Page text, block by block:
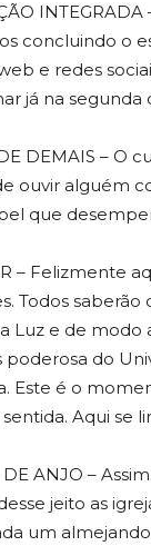
concluindo o
e redes
já na segunda
DEMAIS – O
ouvir alguém
que
– Felizmente
Todos
Luz e de modo
poderosa do
Este é o
Aqui se
DE ANJO –
jeito as
um